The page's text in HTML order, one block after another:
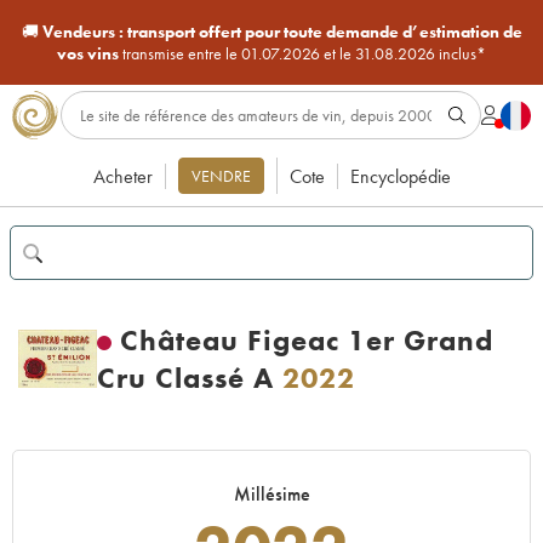
🚚Vendeurs : transport offert pour toute demande d’estimation de
vos vinstransmise entre le 01.07.2026 et le 31.08.2026 inclus*
Acheter VENDRE Cote Encyclopédie
Château Figeac 1er Grand
Cru Classé A 2022
Millésime